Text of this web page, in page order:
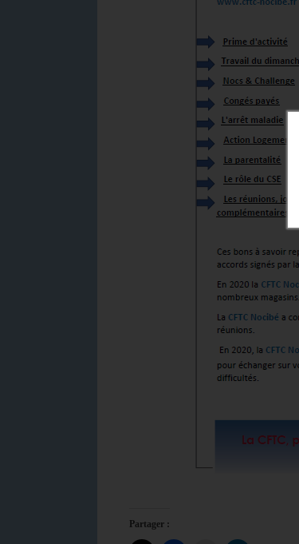
Partager :